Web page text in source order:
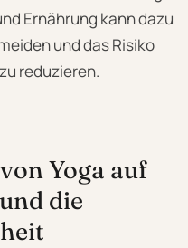
Ernährung kann dazu
und das Risiko
reduzieren.
Yoga auf
die